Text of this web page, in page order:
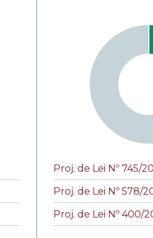
Proj. de Lei Nº 745/
Proj. de Lei Nº 578/
Proj. de Lei Nº 400/